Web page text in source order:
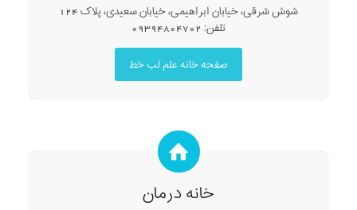
شوش شرقی، خیابان ابراهیمی، خیابان سعیدی، پلاک 124
تلفن: 09394804702
صفحه خانه علم لب خط
خانه درمان